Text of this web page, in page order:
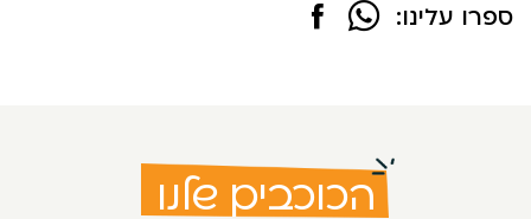
ספרו עלינו:
הכוכבים שלנו